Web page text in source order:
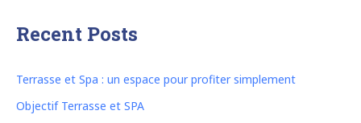
Recent Posts
Terrasse et Spa : un espace pour profiter simplement
Objectif Terrasse et SPA